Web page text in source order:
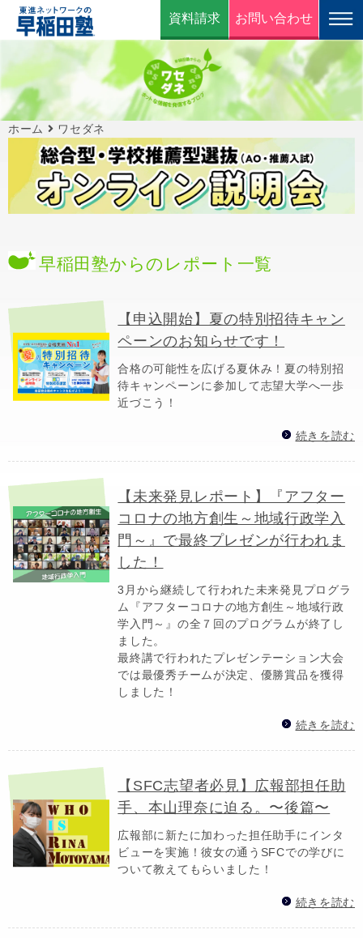
資料請求 お問い合わせ
ホーム ワセダネ
早稲田塾からのレポート一覧
【申込開始】夏の特別招待キャン
ペーンのお知らせです！
合格の可能性を広げる夏休み！夏の特別招
待キャンペーンに参加して志望大学へ一歩
近づこう！
続きを読む
【未来発見レポート】『アフター
コロナの地方創生～地域行政学入
門～』で最終プレゼンが行われま
した！
3月から継続して行われた未来発見プログラ
ム『アフターコロナの地方創生～地域行政
学入門～』の全７回のプログラムが終了し
ました。
最終講で行われたプレゼンテーション大会
では最優秀チームが決定、優勝賞品を獲得
しました！
続きを読む
【SFC志望者必見】広報部担任助
手、本山理奈に迫る。〜後篇〜
広報部に新たに加わった担任助手にインタ
ビューを実施！彼女の通うSFCでの学びに
ついて教えてもらいました！
続きを読む